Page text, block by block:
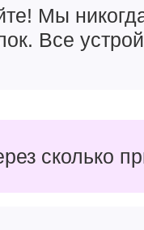
Мы
Все
сколько